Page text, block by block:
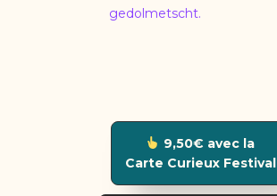
gedolmetscht.
9,50€ avec la
Carte Curieux Festival